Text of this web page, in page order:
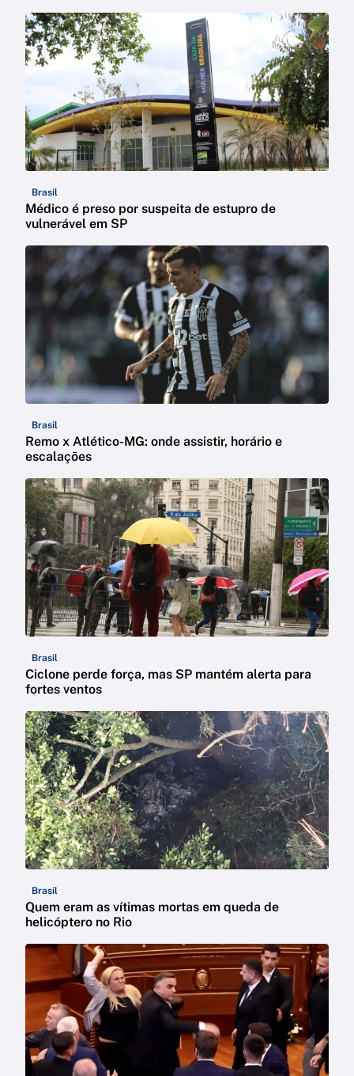
Brasil
Médico é preso por suspeita de estupro de
vulnerável em SP
Brasil
Remo x Atlético-MG: onde assistir, horário e
escalações
Brasil
Ciclone perde força, mas SP mantém alerta para
fortes ventos
Brasil
Quem eram as vítimas mortas em queda de
helicóptero no Rio